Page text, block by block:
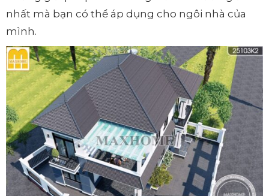
nhất mà bạn có thể áp dụng cho ngôi nhà của
mình.